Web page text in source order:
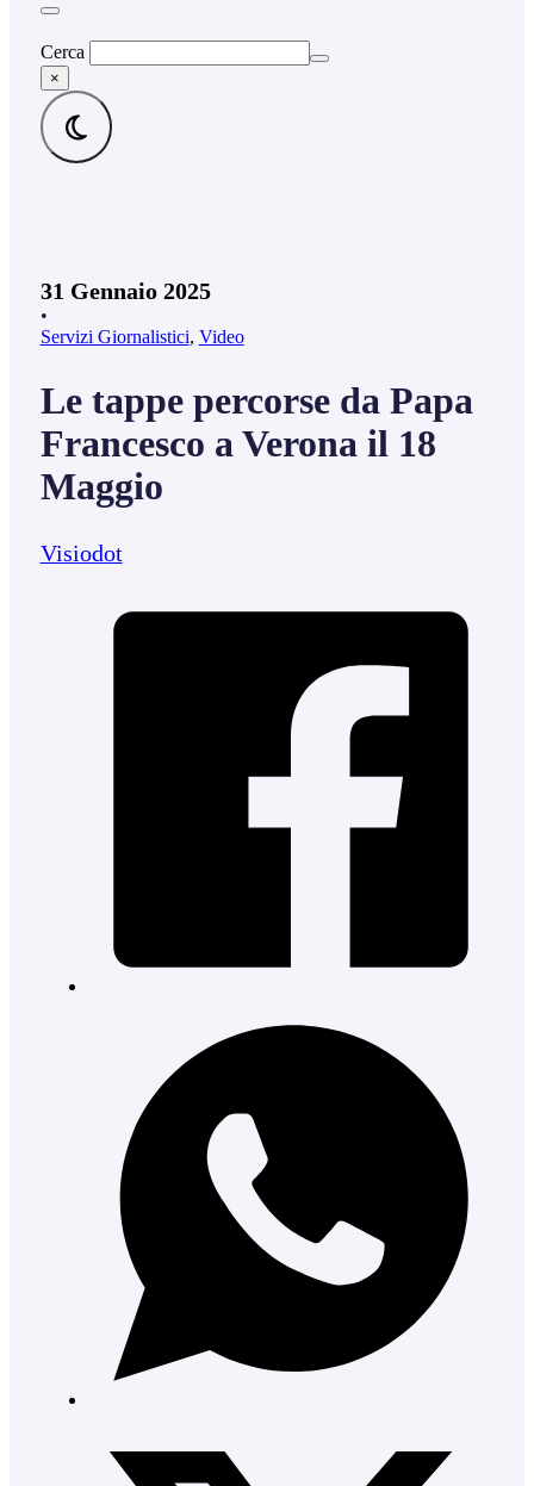
Cerca
×
31 Gennaio 2025
•
Servizi Giornalistici, Video
Le tappe percorse da Papa
Francesco a Verona il 18
Maggio
Visiodot